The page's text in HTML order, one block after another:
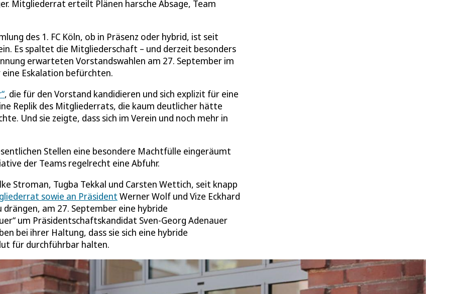
Mitgliederrat erteilt Plänen harsche Absage, Team
des 1. FC Köln, ob in Präsenz oder hybrid, ist seit
Es spaltet die Mitgliederschaft – und derzeit besonders
erwarteten Vorstandswahlen am 27. September im
Eskalation befürchten.
, die für den Vorstand kandidieren und sich explizit für eine
Replik des Mitgliederrats, die kaum deutlicher hätte
Und sie zeigte, dass sich im Verein und noch mehr in
Stellen eine besondere Machtfülle eingeräumt
der Teams regelrecht eine Abfuhr.
Stroman, Tugba Tekkal und Carsten Wettich, seit knapp
sowie an Präsident Werner Wolf und Vize Eckhard
am 27. September eine hybride
um Präsidentschaftskandidat Sven-Georg Adenauer
bei ihrer Haltung, dass sie sich eine hybride
für durchführbar halten.